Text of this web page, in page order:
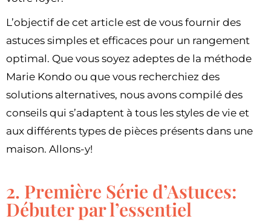
L’objectif de cet article est de vous fournir des
astuces simples et efficaces pour un rangement
optimal. Que vous soyez adeptes de la méthode
Marie Kondo ou que vous recherchiez des
solutions alternatives, nous avons compilé des
conseils qui s’adaptent à tous les styles de vie et
aux différents types de pièces présents dans une
maison. Allons-y!
2. Première Série d’Astuces:
Débuter par l’essentiel